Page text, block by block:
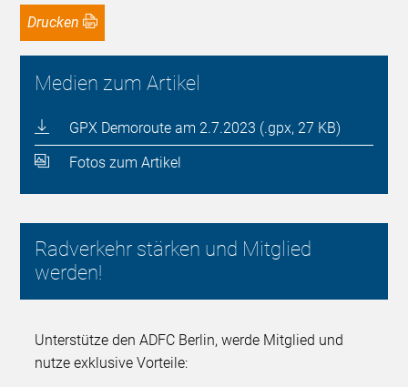
Drucken
Medien zum Artikel
GPX Demoroute am 2.7.2023 (.gpx, 27 KB)
Fotos zum Artikel
Radverkehr stärken und Mitglied
werden!
Unterstütze den ADFC Berlin, werde Mitglied und
nutze exklusive Vorteile: